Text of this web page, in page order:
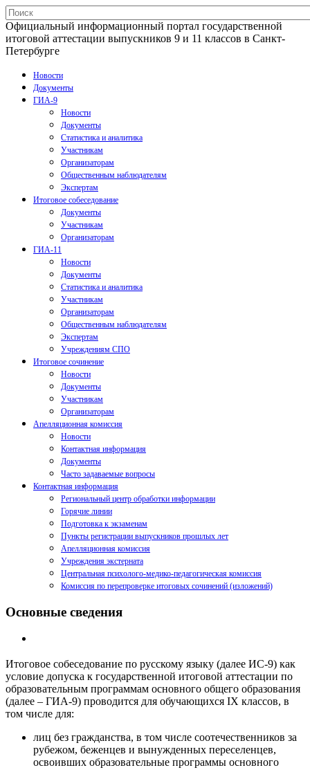
Официальный информационный портал государственной
итоговой аттестации выпускников 9 и 11 классов в Санкт-
Петербурге
Новости
Документы
ГИА-9
Новости
Документы
Статистика и аналитика
Участникам
Организаторам
Общественным наблюдателям
Экспертам
Итоговое собеседование
Документы
Участникам
Организаторам
ГИА-11
Новости
Документы
Статистика и аналитика
Участникам
Организаторам
Общественным наблюдателям
Экспертам
Учреждениям СПО
Итоговое сочинение
Новости
Документы
Участникам
Организаторам
Апелляционная комиссия
Новости
Контактная информация
Документы
Часто задаваемые вопросы
Контактная информация
Региональный центр обработки информации
Горячие линии
Подготовка к экзаменам
Пункты регистрации выпускников прошлых лет
Апелляционная комиссия
Учреждения экстерната
Центральная психолого-медико-педагогическая комиссия
Комиссия по перепроверке итоговых сочинений (изложений)
Основные сведения
Итоговое собеседование по русскому языку (далее ИС-9) как
условие допуска к государственной итоговой аттестации по
образовательным программам основного общего образования
(далее – ГИА-9) проводится для обучающихся IX классов, в
том числе для:
лиц без гражданства, в том числе соотечественников за
рубежом, беженцев и вынужденных переселенцев,
освоивших образовательные программы основного